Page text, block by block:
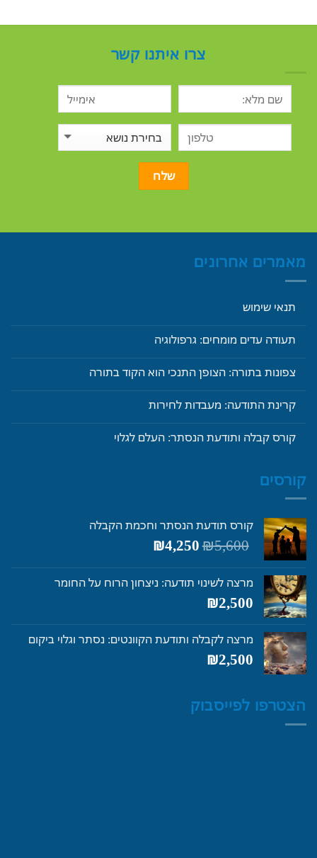
צרו איתנו קשר
מאמרים אחרונים
תנאי שימוש
תעודה עדים מומחים: גרפולוגיה
צפונות בתורה: הצופן התנכי הוא הקוד בתורה
קרינת התודעה: מעבדות לחירות
קורס קבלה ותודעת הנסתר: העלם לגלוי
קורסים
קורס תודעת הנסתר וחכמת הקבלה
₪5,600
המחיר
המקורי
₪5,600.
₪4,250
₪4,250.
מרצה לשינוי תודעה: ניצחון הרוח על החומר
₪2,500
מרצה לקבלה ותודעת הקוונטים: נסתר וגלוי ביקום
₪2,500
הצטרפו לפייסבוק